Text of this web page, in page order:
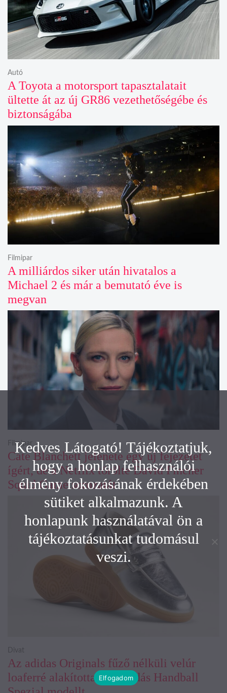
A Toyota a motorsport tapasztalatait
ültette át az új GR86 vezethetőségébe és
biztonságába
Autó
A milliárdos siker után hivatalos a
Michael 2 és már a bemutató éve is
megvan
Filmipar
Cate Blanchett jelenete egy új fejezetet
ígért, de a Netflix törölte David Fincher
Squid Game sorozatát
Filmipar
Az adidas Originals fűző nélküli velúr
loaferré alakította a legendás Handball
Divat
Kedves Látogató! Tájékoztatjuk,
hogy a honlap felhasználói
élmény fokozásának érdekében
sütiket alkalmazunk. A
honlapunk használatával ön a
tájékoztatásunkat tudomásul
veszi.
Elfogadom